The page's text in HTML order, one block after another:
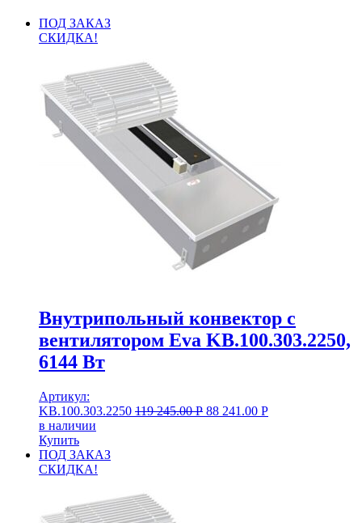
ПОД ЗАКАЗ
СКИДКА!
Внутрипольный конвектор с
вентилятором Eva KB.100.303.2250,
6144 Вт
Артикул:
KB.100.303.2250 119 245.00Р 88 241.00 Р
в наличии
Купить
ПОД ЗАКАЗ
СКИДКА!